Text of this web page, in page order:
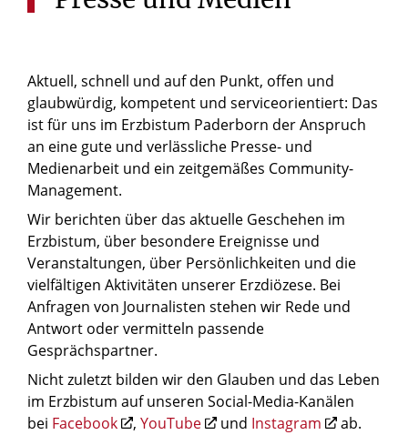
Aktuell, schnell und auf den Punkt, offen und
glaubwürdig, kompetent und serviceorientiert: Das
ist für uns im Erzbistum Paderborn der Anspruch
an eine gute und verlässliche Presse- und
Medienarbeit und ein zeitgemäßes Community-
Management.
Wir berichten über das aktuelle Geschehen im
Erzbistum, über besondere Ereignisse und
Veranstaltungen, über Persönlichkeiten und die
vielfältigen Aktivitäten unserer Erzdiözese. Bei
Anfragen von Journalisten stehen wir Rede und
Antwort oder vermitteln passende
Gesprächspartner.
Nicht zuletzt bilden wir den Glauben und das Leben
im Erzbistum auf unseren Social-Media-Kanälen
bei Facebook , YouTube und Instagram ab.